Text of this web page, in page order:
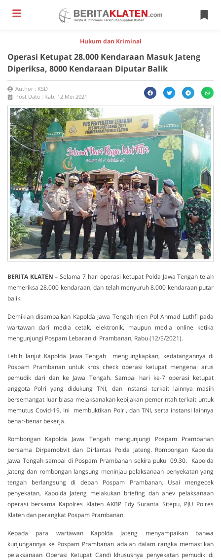
Hukum dan Kriminal
Operasi Ketupat 28.000 Kendaraan Masuk Jateng
Diperiksa, 8000 Kendaraan Diputar Balik
Author : KSD
Post Date : Rab, 12 Mei 2021
BERITA KLATEN –Selama 7 hari operasi ketupat Polda Jawa Tengah telah
memeriksa 28.000 kendaraan, dan telah menyuruh 8.000 kendaraan putar
balik.
Demikian disampaikan Kapolda Jawa Tengah Irjen Pol Ahmad Luthfi pada
wartawan dari media cetak, elektronik, maupun media online ketika
mengunjungi Pospam Lebaran di Prambanan, Rabu (12/5/2021).
Lebih lanjut Kapolda Jawa Tengah mengungkapkan, kedatangannya di
Pospam Prambanan untuk kros check operasi ketupat mengenai arus
pemudik dari dan ke Jawa Tengah. Sampai hari ke-7 operasi ketupat
anggota Polri yang didukung TNI, dan instansi terkait lainnya masih
bersemangat luar biasa melaksanakan kebijakan pemerintah terkait untuk
memutus Covid-19. Ini membuktikan Polri, dan TNI, serta instansi lainnya
benar-benar bekerja.
Rombongan Kapolda Jawa Tengah mengunjungi Pospam Prambanan
bersama Dirpamobvit dan Dirlantas Polda Jateng. Rombongan Kapolda
Jawa Tengah sampai di Pospam Prambanan sekira pukul 09.30. Kapolda
Jateng dan rombongan langsung meninjau pelaksanaan penyekatan yang
tengah berlangsung di depan Pospam Prambanan. Usai mengecek
penyekatan, Kapolda Jateng melakukan briefing dan anev pelaksanaan
operasi bersama Kapolres Klaten AKBP Edy Suranta Sitepu, PJU Polres
Klaten dan perangkat Pospam Prambanan.
Kepada para wartawan Kapolda Jateng menyampaikan bahwa
kunjungannya ke Pospam Prambanan adalah dalam rangka memastikan
pelaksanaan Operasi Ketupat Candi khususnya penyekatan pemudik di